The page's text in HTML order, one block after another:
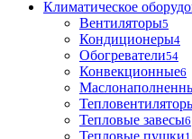
Климатическое
Вентиляторы5
Кондиционеры4
Обогреватели54
Конвекционные6
Тепловые завесы6
Тепловые пушки